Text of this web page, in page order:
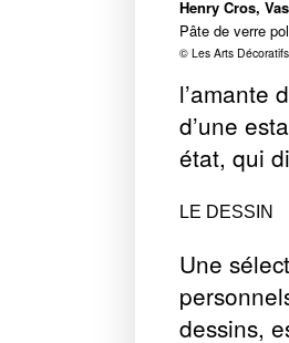
Henry Cros,
Pâte de verre
© Les Arts
l’amante
d’une
état, qui
LE DESSIN
Une
dessins,